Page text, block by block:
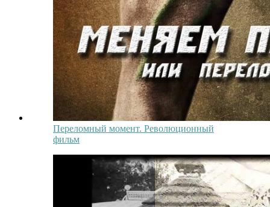
Переломный момент. Революционный
фильм